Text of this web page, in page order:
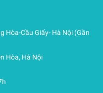
Hòa-Cầu Giấy- Hà Nội (Gần
Hòa, Hà Nội